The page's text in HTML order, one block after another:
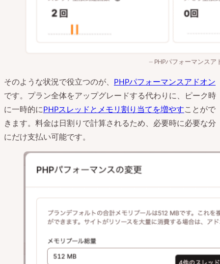
PHPパフォーマンスア
そのような状況で役立つのが、 PHPパフォーマンスアドオン
です。プラン全体をアップグレードする代わりに、ピーク時
に一時的にPHPスレッドとメモリ割り当てを増やすことがで
きます。料金は日割りで計算されるため、必要時に必要な分
にだけ支払い可能です。